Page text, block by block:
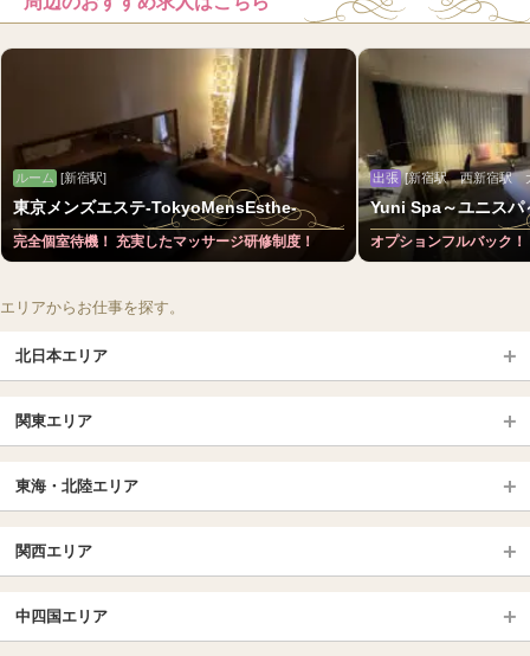
ルーム [新宿駅]
東京メンズエステ-TokyoMensEsthe-
完全個室待機！ 充実したマッサージ研修制度！
出張 [新宿駅 西新宿駅
Yuni Spa～ユニスパ
オプションフルバック
エリアからお仕事を探す。
北日本エリア
北海道（札幌・旭川・函館）
青森
岩手 (盛岡・北上)
福島 (いわき・郡山)
山形
長野・松本・上田
群馬（伊勢崎・高崎・前橋）
関東エリア
大宮・浦和・川口
越谷・春日部
千葉TOP
松戸・柏
東海・北陸エリア
愛知（名古屋）
岐阜県
北陸
関西エリア
京都駅・伏見区 烏丸御池駅
中四国エリア